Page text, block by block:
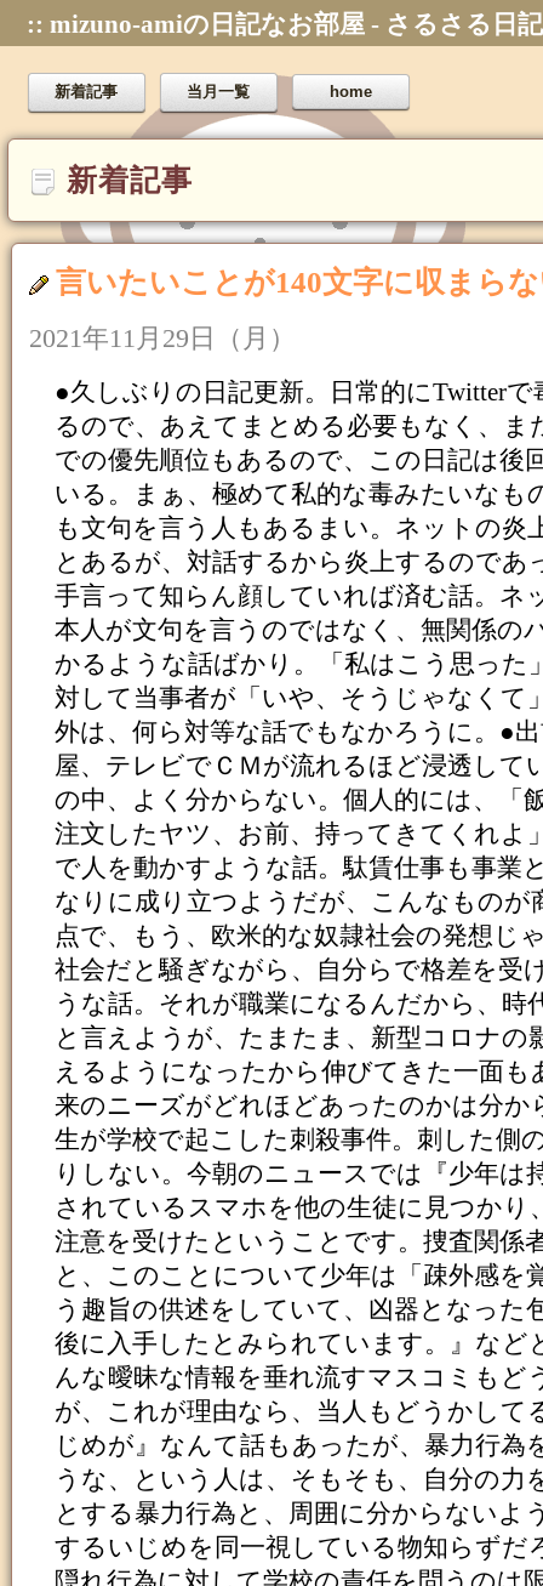
:: mizuno-amiの日記なお部屋 - さるさる日
新着記事 当月一覧 home
新着記事
言いたいことが140文字に収まら
2021年11月29日（月）
●久しぶりの日記更新。日常的にTwitter
るので、あえてまとめる必要もなく、ま
での優先順位もあるので、この日記は後
いる。まぁ、極めて私的な毒みたいなも
も文句を言う人もあるまい。ネットの炎
とあるが、対話するから炎上するのであ
手言って知らん顔していれば済む話。ネ
本人が文句を言うのではなく、無関係の
かるような話ばかり。「私はこう思った
対して当事者が「いや、そうじゃなくて
外は、何ら対等な話でもなかろうに。●
屋、テレビでＣＭが流れるほど浸透して
の中、よく分からない。個人的には、「
注文したヤツ、お前、持ってきてくれよ
で人を動かすような話。駄賃仕事も事業
なりに成り立つようだが、こんなものが
点で、もう、欧米的な奴隷社会の発想じ
社会だと騒ぎながら、自分らで格差を受
うな話。それが職業になるんだから、時
と言えようが、たまたま、新型コロナの
えるようになったから伸びてきた一面も
来のニーズがどれほどあったのかは分か
生が学校で起こした刺殺事件。刺した側
りしない。今朝のニュースでは『少年は
されているスマホを他の生徒に見つかり
注意を受けたということです。捜査関係
と、このことについて少年は「疎外感を
う趣旨の供述をしていて、凶器となった
後に入手したとみられています。』など
んな曖昧な情報を垂れ流すマスコミもど
が、これが理由なら、当人もどうかして
じめが』なんて話もあったが、暴力行為
うな、という人は、そもそも、自分の力
とする暴力行為と、周囲に分からないよ
するいじめを同一視している物知らずだ